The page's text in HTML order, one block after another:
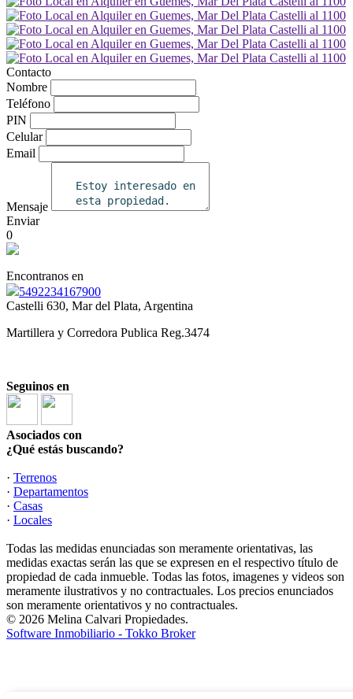
Contacto
Nombre
Teléfono
PIN
Celular
Email
Mensaje
Enviar
0
Encontranos en
5492234167900
Castelli 630, Mar del Plata, Argentina
Martillera y Corredora Publica Reg.3474
Seguinos en
Asociados con
¿Qué estás buscando?
· Terrenos
· Departamentos
· Casas
· Locales
Todas las medidas enunciadas son meramente orientativas, las
medidas exactas serán las que se expresen en el respectivo título de
propiedad de cada inmueble. Todas las fotos, imagenes y videos son
meramente ilustrativos y no contractuales. Los precios enunciados
son meramente orientativos y no contractuales.
© 2026 Melina Calvari Propiedades.
Software Inmobiliario - Tokko Broker